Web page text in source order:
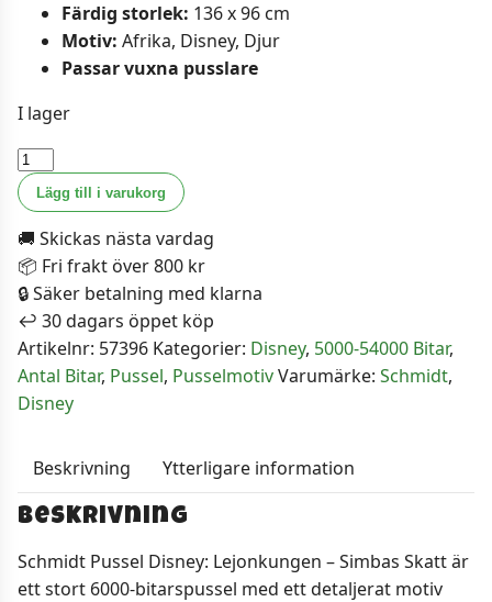
Färdig storlek: 136 x 96 cm
Motiv: Afrika, Disney, Djur
Passar vuxna pusslare
I lager
Schmidt
Pussel
-
Disney:
Lejonkungen
-
Simbas
Skatt
6000​
bitar
Lägg till i varukorg
🚚 Skickas nästa vardag
📦 Fri frakt över 800 kr
🔒 Säker betalning med klarna
↩️ 30 dagars öppet köp
Artikelnr: 57396 Kategorier: Disney, 5000-54000 Bitar,
Antal Bitar, Pussel, PusselmotivVarumärke: Schmidt,
Disney
Beskrivning Ytterligare information
Beskrivning
Schmidt Pussel Disney: Lejonkungen – Simbas Skatt är
ett stort 6000-bitarspussel med ett detaljerat motiv